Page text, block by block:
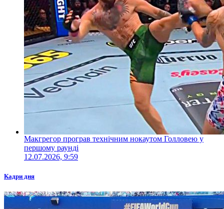
Макгрегор програв технічним нокаутом Голловею у
першому раунді
12.07.2026, 9:59
Кадри дня